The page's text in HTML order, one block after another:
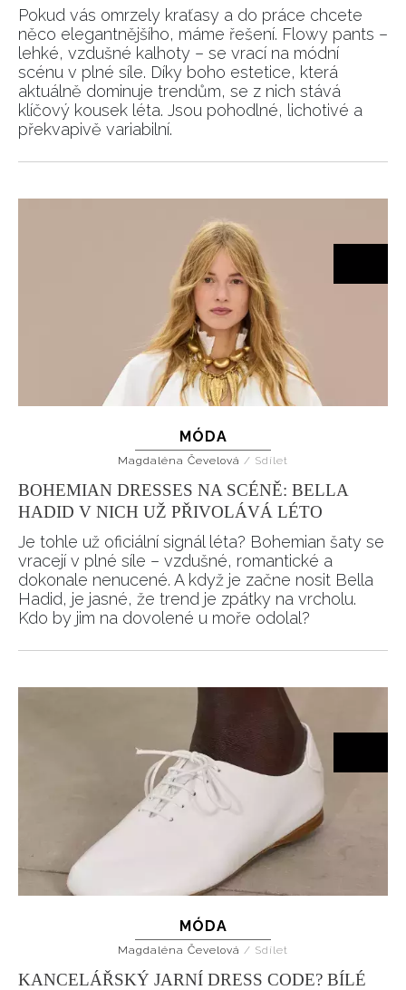
Pokud vás omrzely kraťasy a do práce chcete
něco elegantnějšího, máme řešení. Flowy pants –
lehké, vzdušné kalhoty – se vrací na módní
scénu v plné síle. Díky boho estetice, která
aktuálně dominuje trendům, se z nich stává
klíčový kousek léta. Jsou pohodlné, lichotivé a
překvapivě variabilní.
MÓDA
Magdaléna Čevelová / Sdílet
BOHEMIAN DRESSES NA SCÉNĚ: BELLA
HADID V NICH UŽ PŘIVOLÁVÁ LÉTO
Je tohle už oficiální signál léta? Bohemian šaty se
vracejí v plné síle – vzdušné, romantické a
dokonale nenucené. A když je začne nosit Bella
Hadid, je jasné, že trend je zpátky na vrcholu.
Kdo by jim na dovolené u moře odolal?
MÓDA
Magdaléna Čevelová / Sdílet
KANCELÁŘSKÝ JARNÍ DRESS CODE? BÍLÉ